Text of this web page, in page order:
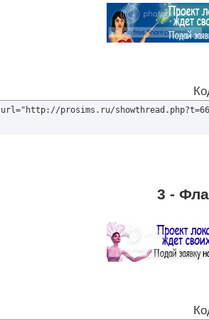
[url="http://prosims.ru/
3 -